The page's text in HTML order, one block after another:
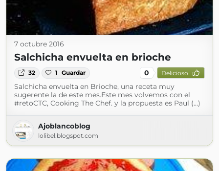
7 octubre 2016
Salchicha envuelta en brioche
32 1 Guardar 0 Delicioso
Salchicha envuelta en Brioche, una receta muy
sugerente la de este mes.Este mes volvemos con el
#retoCTC, Cooking The Chef. y la propuesta es Paul (...)
Ajoblancoblog
lolibel.blogspot.com